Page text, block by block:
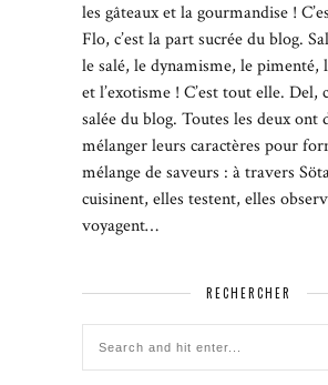
les gâteaux et la gourmandise !
Flo, c’est la part sucrée du blog.
le salé, le dynamisme, le pimenté,
et l’exotisme ! C’est tout elle. Del,
salée du blog. Toutes les deux ont
mélanger leurs caractères pour
mélange de saveurs : à travers
cuisinent, elles testent, elles
voyagent…
RECHERCHER